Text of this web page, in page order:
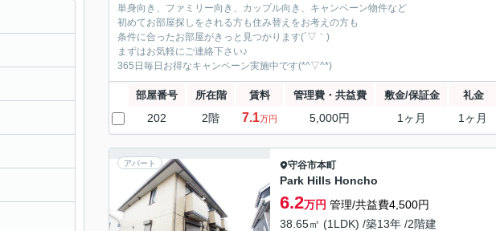
単身向き、ファミリー向き、カップル向き、キャンペーン物件など
初めてお部屋探しをされる方も住み替えをお考えの方も
条件に合ったお部屋がきっと見つかります(´▽｀)
まずはお気軽にご連絡下さい♪
365日毎日お得なキャンペーン実施中です(*^▽^*)
部屋番号 所在階 賃料 管理費・共益費 敷金/保証金 礼金
202 2階 7.1万円 5,000円 1ヶ月 1ヶ月
アパート 守谷市本町
Park Hills Honcho
6.2万円 管理/共益費4,500円
38.65㎡ (1LDK) /築13年 /2階建